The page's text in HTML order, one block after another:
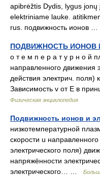
apibrėžtis Dydis, lygus
elektriniame lauke.
rus. подвижность ионов …
ПОДВИЖНОСТЬ ИОНОВ
о т е м п е р а т у р н о й
направленного движения
действия электрич. поля)
Зависимость v от Е в
Физическая энциклопедия
Подвижность ионов и
низкотемпературной
скорости u
электрического поля)
напряжённости
электрического… …